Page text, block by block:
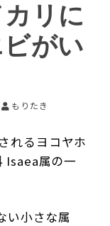
リに
がい
もりたき
れるヨコヤホ
Isaea属の一
い小さな属